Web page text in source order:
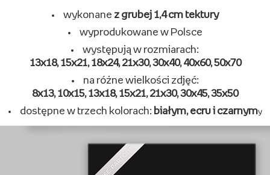
wykonane
z drewna
wyprodukowane w Polsce
mogą pomieścić
od 3 do 5 zdjęć
na różne wielkości zdjęć
różnorodne kształty
Passe-partout